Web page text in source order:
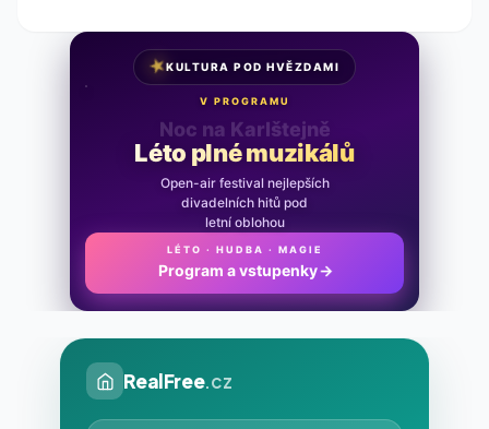
★KULTURA POD HVĚZDAMI
V PROGRAMU
Noc na Karlštejně
Léto plné muzikálů
Open-air festival nejlepších
divadelních hitů pod
letní oblohou
LÉTO · HUDBA · MAGIE
Program a vstupenky→
RealFree.cz